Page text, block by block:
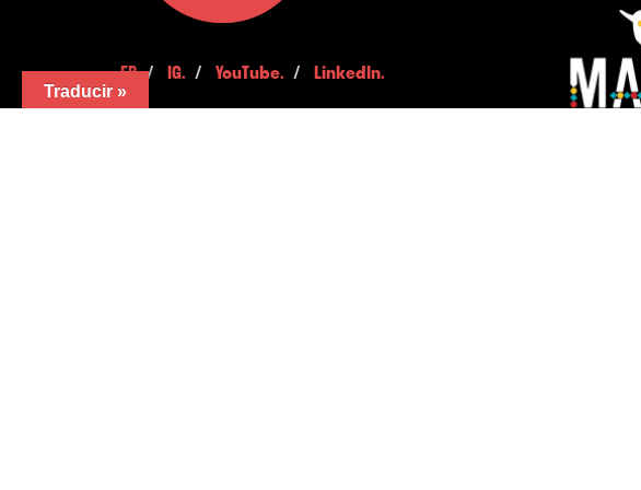
FB./IG. /YouTube. /LinkedIn.
Traducir »